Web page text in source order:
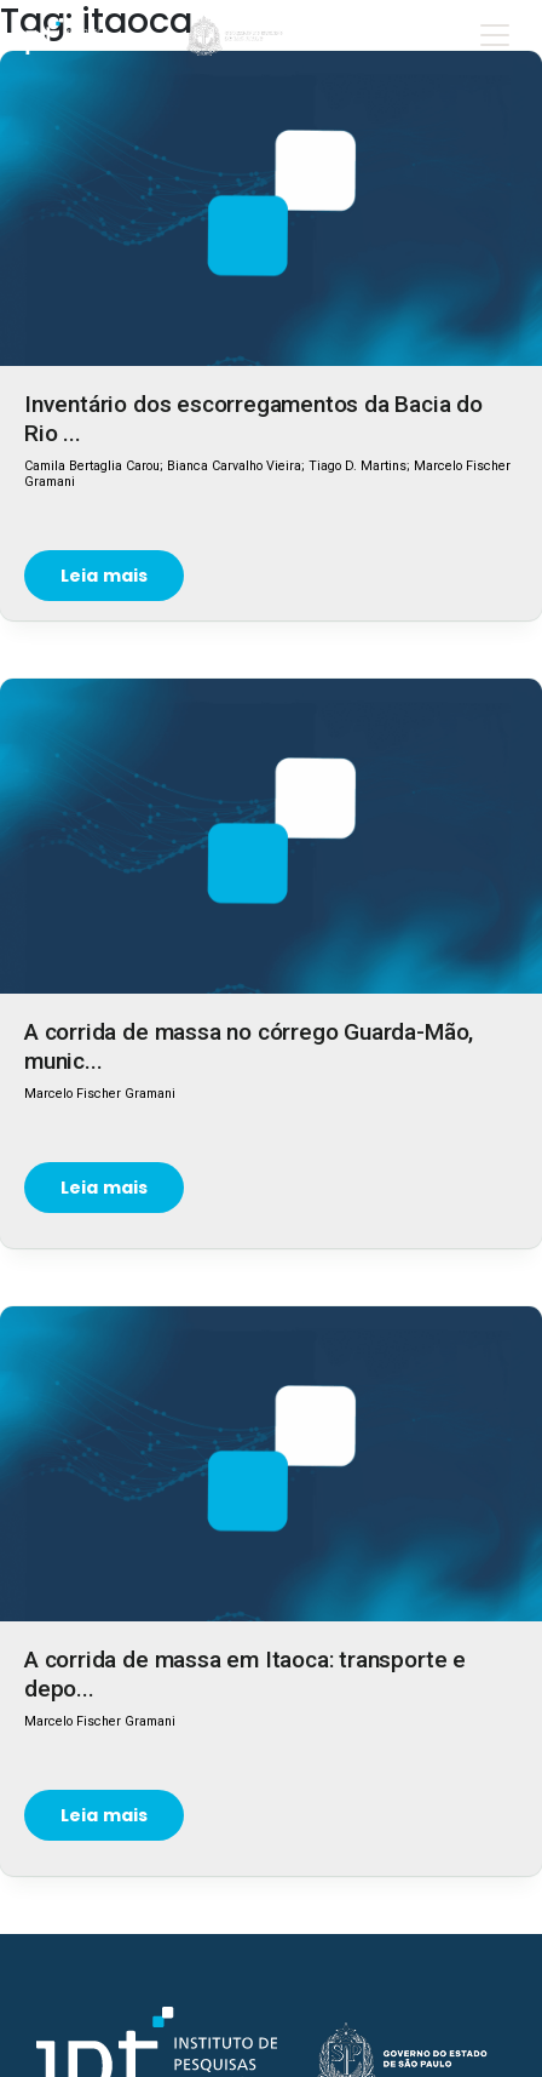
Tag: itaoca
Inventário dos escorregamentos da Bacia do
Rio ...
Camila Bertaglia Carou; Bianca Carvalho Vieira; Tiago D. Martins; Marcelo Fischer
Gramani
Leia mais
A corrida de massa no córrego Guarda-Mão,
munic...
Marcelo Fischer Gramani
Leia mais
A corrida de massa em Itaoca: transporte e
depo...
Marcelo Fischer Gramani
Leia mais